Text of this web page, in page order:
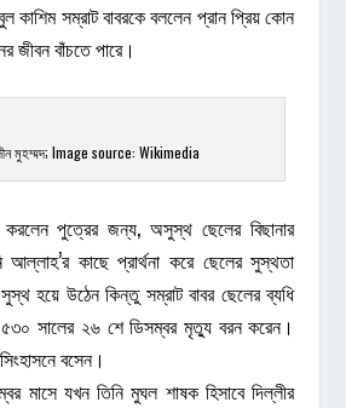
সম্রাট বাবরকে বললেন প্রান প্রিয় কোন
জীবন বাঁচতে পারে।
মুহম্মদ; Image source: Wikimedia
করলেন পুত্রের জন্য, অসুস্থ ছেলের বিছানার
আল্লাহ’র কাছে প্রার্থনা করে ছেলের সুস্থতা
হয়ে উঠেন কিন্তু সম্রাট বাবর ছেলের ব্যধি
সালের ২৬ শে ডিসম্বর মৃত্যু বরন করেন।
বসেন।
মাসে যখন তিনি মুঘল শাষক হিসাবে দিল্লীর